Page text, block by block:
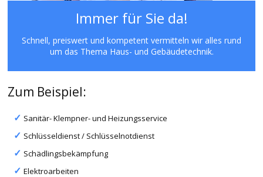
Immer für Sie da!
Schnell, preiswert und kompetent vermitteln wir alles rund
um das Thema Haus- und Gebäudetechnik.
Zum Beispiel:
Sanitär- Klempner- und Heizungsservice
Schlüsseldienst / Schlüsselnotdienst
Schädlingsbekämpfung
Elektroarbeiten